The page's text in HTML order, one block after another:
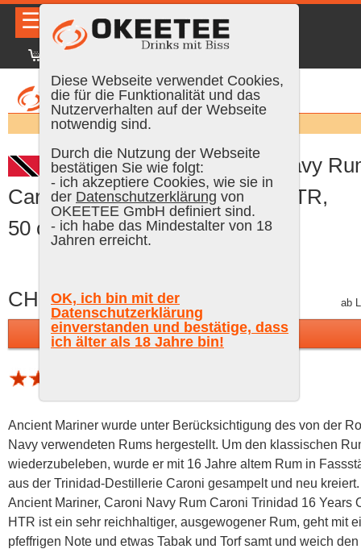
☰ DE FR EN|Anmelden
Suchen:
Ancient Mariner, Caroni Navy
Caroni Trinidad 16 Years Old HTR,
50 cl, 54 % Vol.
CHF 399.25 inkl. MWST, gratis Versand ab
In den Warenkorb
Ancient Mariner wurde unter Berücksichtigung des von der
Navy verwendeten Rums hergestellt. Um den klassischen
wiederzubeleben, wurde er mit 16 Jahre altem Rum in
aus der Trinidad-Destillerie Caroni gesampelt und neu kreiert.
Ancient Mariner, Caroni Navy Rum Caroni Trinidad 16 Years
HTR ist ein sehr reichhaltiger, ausgewogener Rum, geht mit
pfeffrigen Note und etwas Tabak und Torf samt und weich
Diese Webseite verwendet Cookies,
die für die Funktionalität und das
Nutzerverhalten auf der Webseite
notwendig sind.
Durch die Nutzung der Webseite
bestätigen Sie wie folgt:
- ich akzeptiere Cookies, wie sie in
der Datenschutzerklärung von
OKEETEE GmbH definiert sind.
- ich habe das Mindestalter von 18
Jahren erreicht.
OK, ich bin mit der
Datenschutzerklärung
einverstanden und bestätige, dass
ich älter als 18 Jahre bin!